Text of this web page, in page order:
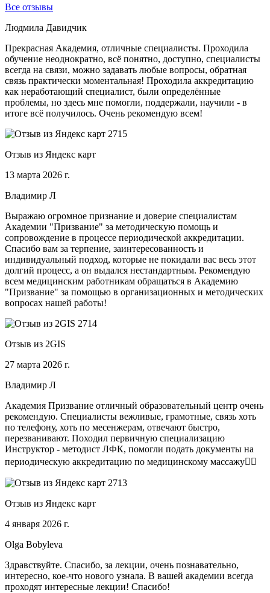
Все отзывы
Людмила Давидчик
Прекрасная Академия, отличные специалисты. Проходила
обучение неоднократно, всё понятно, доступно, специалисты
всегда на связи, можно задавать любые вопросы, обратная
связь практически моментальная! Проходила аккредитацию
как неработающий специалист, были определённые
проблемы, но здесь мне помогли, поддержали, научили - в
итоге всё получилось. Очень рекомендую всем!
Отзыв из Яндекс карт
13 марта 2026 г.
Владимир Л
Выражаю огромное признание и доверие специалистам
Академии "Призвание" за методическую помощь и
сопровождение в процессе периодической аккредитации.
Спасибо вам за терпение, заинтересованность и
индивидуальный подход, которые не покидали вас весь этот
долгий процесс, а он выдался нестандартным. Рекомендую
всем медицинским работникам обращаться в Академию
"Призвание" за помощью в организационных и методических
вопросах нашей работы!
Отзыв из 2GIS
27 марта 2026 г.
Владимир Л
Академия Призвание отличный образовательный центр очень
рекомендую. Специалисты вежливые, грамотные, связь хоть
по телефону, хоть по месенжерам, отвечают быстро,
перезванивают. Походил первичную специализацию
Инструктор - методист ЛФК, помогли подать документы на
периодическую аккредитацию по медицинскому массажу🧑‍⚕️
Отзыв из Яндекс карт
4 января 2026 г.
Olga Bobyleva
Здравствуйте. Спасибо, за лекции, очень познавательно,
интересно, кое-что нового узнала. В вашей академии всегда
проходят интересные лекции! Спасибо!